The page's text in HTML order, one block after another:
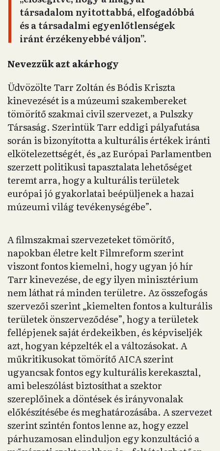
társadalom nyitottabbá, elfogadóbbá
és a társadalmi egyenlőtlenségek
iránt érzékenyebbé váljon”.
Nevezzük azt akárhogy
Üdvözölte Tarr Zoltán és Bódis Kriszta
kinevezését is a múzeumi szakembereket
tömörítő szakmai civil szervezet, a Pulszky
Társaság. Szerintük Tarr eddigi pályafutása
során is bizonyította a kulturális értékek iránti
elkötelezettségét, és „az Európai Parlamentben
szerzett politikusi tapasztalata lehetőséget
teremt arra, hogy a kulturális területek
európai jó gyakorlatai beépüljenek a hazai
múzeumi világ tevékenységébe”.
A filmszakmai szervezeteket tömörítő,
napokban életre kelt Filmreform szerint
viszont fontos kiemelni, hogy ugyan jó hír
Tarr kinevezése, de egy ilyen minisztérium
nem láthat rá minden területre. Az összefogás
szervezői szerint „kiemelten fontos a kulturális
területek önszerveződése”, hogy a területek
fellépjenek saját érdekeikben, és képviseljék
azt, hogyan képzelték el a változásokat. A
műkritikusokat tömörítő AICA szerint
ugyancsak fontos egy kulturális kerekasztal,
ami beleszólást biztosíthat a szektor
szereplőinek a döntések és irányvonalak
előkészítésébe és meghatározásába. A szervezet
szerint szintén fontos lenne az, hogy ezzel
párhuzamosan elinduljon egy konzultáció a